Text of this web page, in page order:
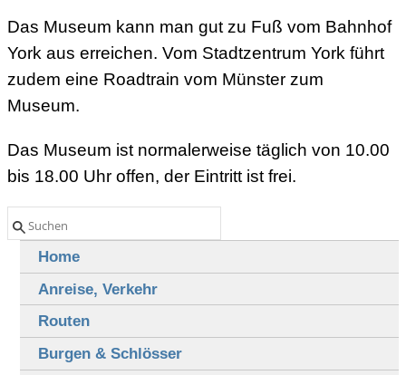
Das Museum kann man gut zu Fuß vom Bahnhof
York aus erreichen. Vom Stadtzentrum York führt
zudem eine Roadtrain vom Münster zum
Museum.
Das Museum ist normalerweise täglich von 10.00
bis 18.00 Uhr offen, der Eintritt ist frei.
Home
Anreise, Verkehr
Routen
Burgen & Schlösser